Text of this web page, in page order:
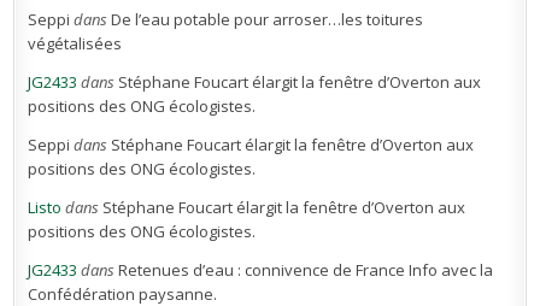
Seppi dansDe l’eau potable pour arroser…les toitures
végétalisées
JG2433 dans Stéphane Foucart élargit la fenêtre d’Overton aux
positions des ONG écologistes.
Seppi dans Stéphane Foucart élargit la fenêtre d’Overton aux
positions des ONG écologistes.
Listo dans Stéphane Foucart élargit la fenêtre d’Overton aux
positions des ONG écologistes.
JG2433 dansRetenues d’eau : connivence de France Info avec la
Confédération paysanne.